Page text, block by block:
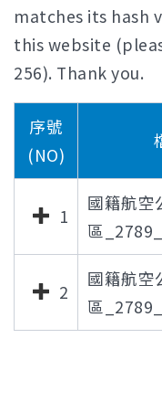
matches its hash
this website
256). Thank you.
序號
(NO)
1
國籍航空
區
2
國籍航空
區